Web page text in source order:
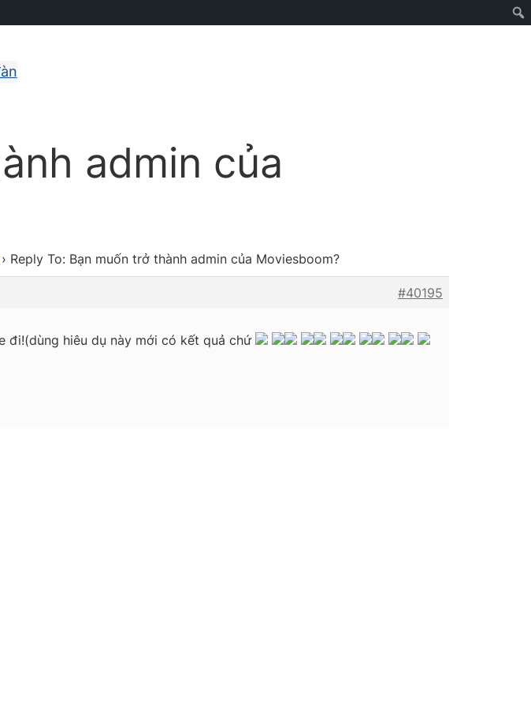
admin của
› Reply To: Bạn muốn trở thành admin của Moviesboom?
#40195
đi!(dùng hiêu dụ này mới có kết quả chứ